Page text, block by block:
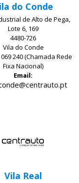
do Conde
de Alto de Pega,
Lote 6, 169
4480-726
Vila do Conde
240 (Chamada Rede
Fixa Nacional)
Email:
Vila Real